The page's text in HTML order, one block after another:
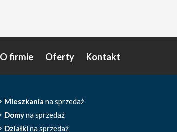
O firmie Oferty Kontakt
Mieszkania na sprzedaż
Domyna sprzedaż
Działkina sprzedaż